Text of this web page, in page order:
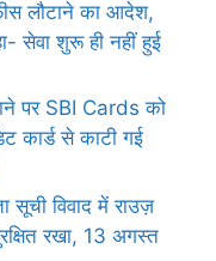
लौटाने का आदेश,
सेवा शुरू ही नहीं हुई
पर SBI Cards को
कार्ड से काटी गई
सूची विवाद में राउज़
रखा, 13 अगस्त